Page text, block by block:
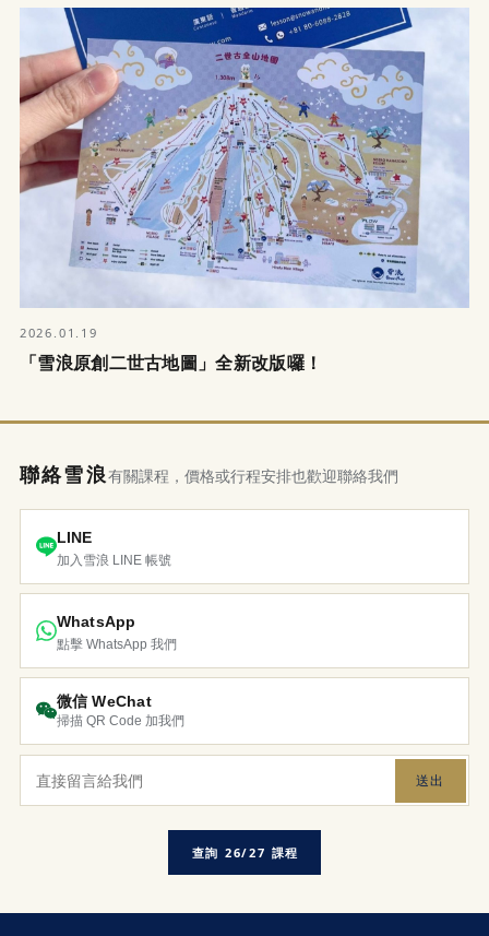
2026.01.19
「雪浪原創二世古地圖」全新改版囉！
聯絡雪浪 有關課程，價格或行程安排也歡迎聯絡我們
LINE
加入雪浪 LINE 帳號
WhatsApp
點擊 WhatsApp 我們
微信 WeChat
掃描 QR Code 加我們
送出
查詢 26/27 課程